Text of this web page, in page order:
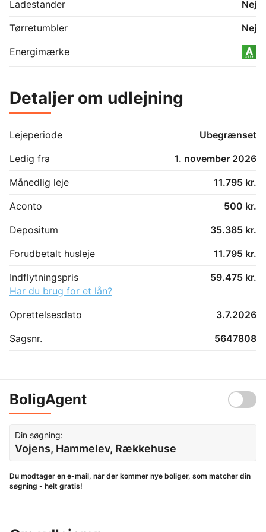
* Husdyr tilladt efter særskilt godkendelse
* Forbrug afregnes direkte med
forsyningsselskaberne
beliggenhed, ekstra udeplads og en planløsning, der
passer perfekt til både familien, parret eller dem, der
Ladestander
Nej
Tørretumbler
Nej
Energimærke
Detaljer om udlejning
Lejeperiode
Ubegrænset
Ledig fra
1. november 2026
Månedlig leje
11.795 kr.
Aconto
500 kr.
Depositum
35.385 kr.
Forudbetalt husleje
11.795 kr.
Indflytningspris
59.475 kr.
Har du brug for et lån?
Oprettelsesdato
3.7.2026
Sagsnr.
5647808
BoligAgent
Din søgning:
Vojens, Hammelev, Rækkehuse
Du modtager en e-mail, når der kommer nye boliger, som matcher din
søgning - helt gratis!